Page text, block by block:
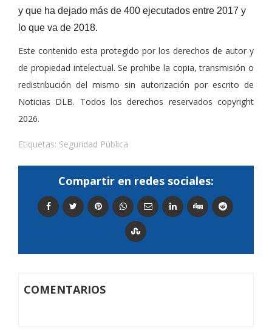
y que ha dejado más de 400 ejecutados entre 2017 y
lo que va de 2018.
Este contenido esta protegido por los derechos de autor y
de propiedad intelectual. Se prohibe la copia, transmisión o
redistribución del mismo sin autorización por escrito de
Noticias DLB. Todos los derechos reservados copyright
2026.
Etiquetas: Seguridad Pública
Compartir en redes sociales:
COMENTARIOS